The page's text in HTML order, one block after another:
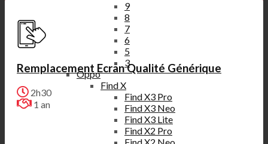
9
8
7
6
5
3
Oppo
Find X
Find X3 Pro
Find X3 Neo
Find X3 Lite
Find X2 Pro
Remplacement Ecran Qualité Générique
2h30
1 an